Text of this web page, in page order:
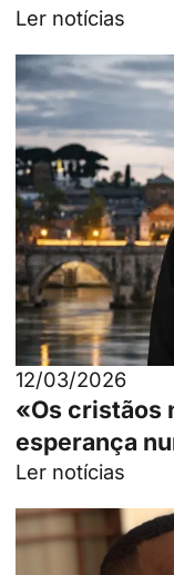
Ler notícias
12/03/2026
«Os cristãos
esperança
Ler notícias